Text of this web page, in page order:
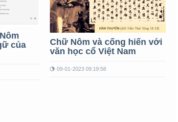
của
Chữ Nôm và cống hiến với
văn học cổ Việt Nam
09-01-2023 09:19:58